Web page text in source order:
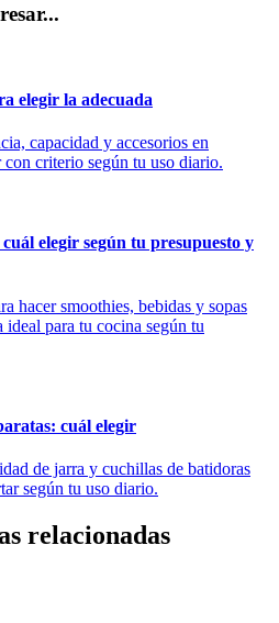
elegir la adecuada
capacidad y accesorios en
criterio según tu uso diario.
elegir según tu presupuesto y
hacer smoothies, bebidas y sopas
ideal para tu cocina según tu
cuál elegir
de jarra y cuchillas de batidoras
según tu uso diario.
relacionadas